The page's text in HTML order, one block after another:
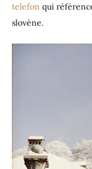
telefon qui
slovène.